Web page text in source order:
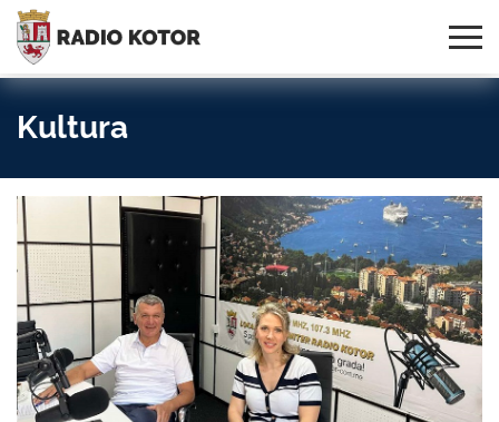
S PONOSOM NOSIMO IME
SVOG GRADA!
Kultura